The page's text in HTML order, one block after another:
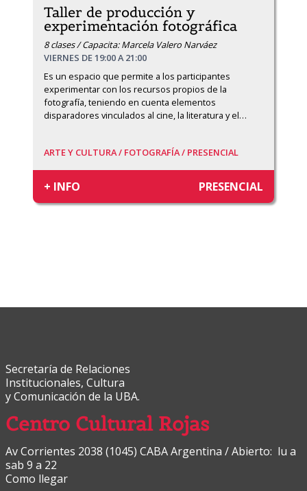
Taller de producción y
experimentación fotográfica
8 clases / Capacita: Marcela Valero Narváez
VIERNES DE 19:00 A 21:00
Es un espacio que permite a los participantes
experimentar con los recursos propios de la
fotografía, teniendo en cuenta elementos
disparadores vinculados al cine, la literatura y el…
ARTE Y CULTURA / FOTOGRAFÍA / PRESENCIAL
+ INFO PRESENCIAL
Secretaría de Relaciones
Institucionales, Cultura
y Comunicación de la UBA.
Centro Cultural Rojas
Av Corrientes 2038 (1045) CABA Argentina / Abierto: lu a
sab 9 a 22
Como llegar